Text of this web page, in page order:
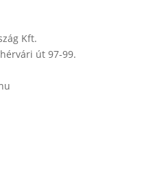
Kft.
út 97-99.